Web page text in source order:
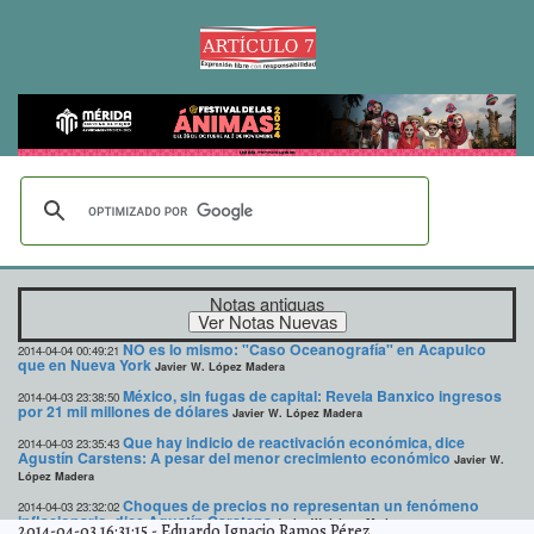
Notas antiguas
2014-04-04 00:49:21 NO es lo mismo: "Caso Oceanografía" en Acapulco
que en Nueva York Javier W. López Madera
2014-04-03 23:38:50 México, sin fugas de capital: Revela Banxico ingresos
por 21 mil millones de dólares Javier W. López Madera
2014-04-03 23:35:43 Que hay indicio de reactivación económica, dice
Agustín Carstens: A pesar del menor crecimiento económico Javier W.
López Madera
2014-04-03 23:32:02 Choques de precios no representan un fenómeno
inflacionario, dice Agustín Carstens Javier W. López Madera